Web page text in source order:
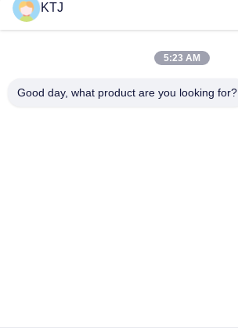
Adresse
KTJ
5:23 AM
Good day, what product are you looking for?